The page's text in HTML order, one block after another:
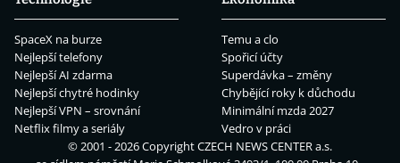
SpaceX na burze
Nejlepší telefony
Nejlepší AI zdarma
Nejlepší chytré hodinky
Nejlepší VPN – srovnání
Netflix filmy a seriály
Temu a clo
Spořicí účty
Superdávka – změny
Chybějící roky k důchodu
Minimální mzda 2027
Vedro v práci
© 2001 - 2026 CopyrightCZECH NEWS CENTER a.s.